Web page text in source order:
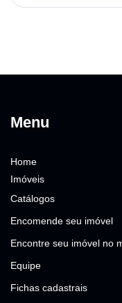
Menu
Home
Imóveis
Catálogos
Encomende seu imóvel
Encontre seu imóvel no
Equipe
Fichas cadastrais